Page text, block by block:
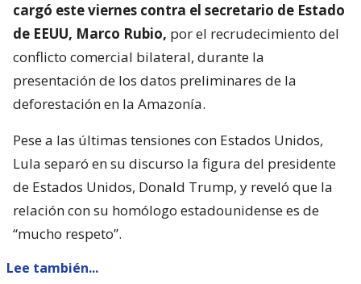
cargó este viernes contra el secretario de Estado
de EEUU, Marco Rubio, por el recrudecimiento del
conflicto comercial bilateral, durante la
presentación de los datos preliminares de la
deforestación en la Amazonía.
Pese a las últimas tensiones con Estados Unidos,
Lula separó en su discurso la figura del presidente
de Estados Unidos, Donald Trump, y reveló que la
relación con su homólogo estadounidense es de
“mucho respeto”.
Lee también...